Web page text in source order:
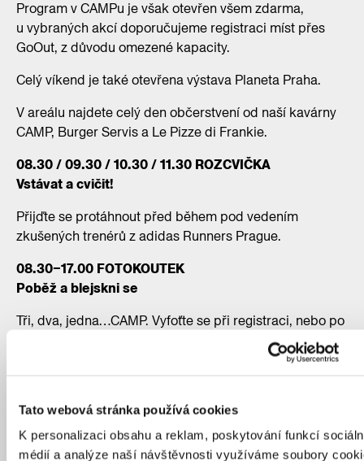
Tato webová stránka používá cookies
K personalizaci obsahu a reklam, poskytování funkcí
médií a analýze naší návštěvnosti využíváme soubory
Program v CAMPu je však otevřen všem zdarma,
u vybraných akcí doporučujeme registraci míst přes
GoOut, z důvodu omezené kapacity.
Celý víkend je také otevřena výstava Planeta Praha.
V areálu najdete celý den občerstvení od naší kavárny
CAMP, Burger Servis a Le Pizze di Frankie.
08.30 / 09.30 / 10.30 / 11.30 ROZCVIČKA
Vstávat a cvičit!
Přijďte se protáhnout před během pod vedením
zkušených trenérů z adidas Runners Prague.
08.30–17.00 FOTOKOUTEK
Poběž a blejskni se
Tři, dva, jedna…CAMP. Vyfoťte se při registraci, nebo po
všechny malé i větší stavitele a nadšence do